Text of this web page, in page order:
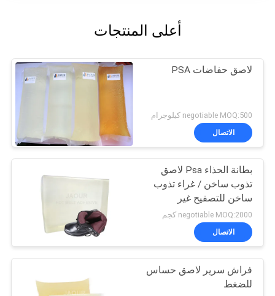
أعلى المنتجات
لاصق حفاضات PSA
negotiable MOQ:500 كيلوجرام
الاتصال
بطانة الحذاء Psa لاصق
تذوب ساخن / غراء تذوب
ساخن للتصفيح غير
المنسوج
negotiable MOQ:2000 كجم
الاتصال
فراش سرير لاصق حساس
للضغط